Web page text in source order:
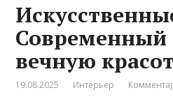
Современный
вечную
19.08.2025 Интерьер